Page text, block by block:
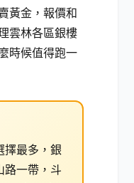
黃金，報價和
雲林各區銀樓
時候值得跑一
擇最多，銀
路一帶，斗